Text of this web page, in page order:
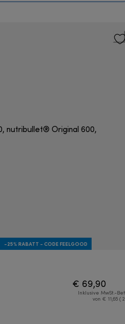
-25% RABATT - CODE FEELGOOD
€ 69,90
Inklusive MwSt.-
von € 11,65 (